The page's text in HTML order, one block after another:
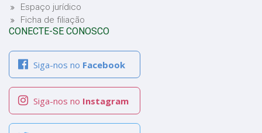
Espaço jurídico
Ficha de filiação
CONECTE-SE CONOSCO
Siga-nos no Facebook
Siga-nos no Instagram